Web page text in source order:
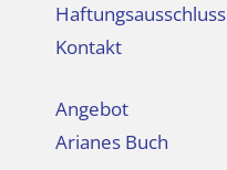
Haftungsausschluss
Kontakt
Angebot
Arianes Buch